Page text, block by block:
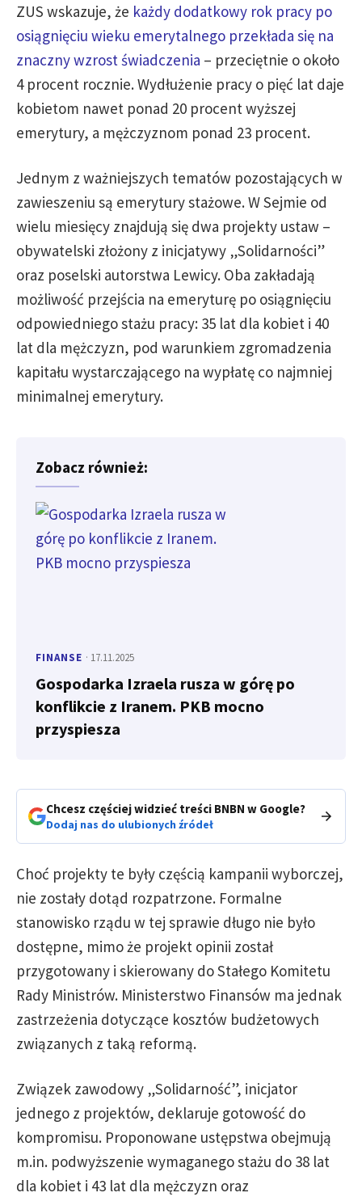
ZUS wskazuje, że każdy dodatkowy rok pracy po
osiągnięciu wieku emerytalnego przekłada się na
znaczny wzrost świadczenia – przeciętnie o około
4 procent rocznie. Wydłużenie pracy o pięć lat daje
kobietom nawet ponad 20 procent wyższej
emerytury, a mężczyznom ponad 23 procent.
Jednym z ważniejszych tematów pozostających w
zawieszeniu są emerytury stażowe. W Sejmie od
wielu miesięcy znajdują się dwa projekty ustaw –
obywatelski złożony z inicjatywy „Solidarności”
oraz poselski autorstwa Lewicy. Oba zakładają
możliwość przejścia na emeryturę po osiągnięciu
odpowiedniego stażu pracy: 35 lat dla kobiet i 40
lat dla mężczyzn, pod warunkiem zgromadzenia
kapitału wystarczającego na wypłatę co najmniej
minimalnej emerytury.
Zobacz również:
FINANSE · 17.11.2025
Gospodarka Izraela rusza w górę po
konflikcie z Iranem. PKB mocno
przyspiesza
Chcesz częściej widzieć treści BNBN w Google?
Dodaj nas do ulubionych źródeł
Choć projekty te były częścią kampanii wyborczej,
nie zostały dotąd rozpatrzone. Formalne
stanowisko rządu w tej sprawie długo nie było
dostępne, mimo że projekt opinii został
przygotowany i skierowany do Stałego Komitetu
Rady Ministrów. Ministerstwo Finansów ma jednak
zastrzeżenia dotyczące kosztów budżetowych
związanych z taką reformą.
Związek zawodowy „Solidarność”, inicjator
jednego z projektów, deklaruje gotowość do
kompromisu. Proponowane ustępstwa obejmują
m.in. podwyższenie wymaganego stażu do 38 lat
dla kobiet i 43 lat dla mężczyzn oraz